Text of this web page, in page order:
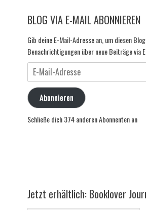
BLOG VIA E-MAIL ABONNIEREN
Gib deine E-Mail-Adresse an, um diesen
Benachrichtigungen über neue Beiträge via
Mail-
Adresse
Abonnieren
Schließe dich 374 anderen Abonnenten an
Jetzt erhältlich: Booklover